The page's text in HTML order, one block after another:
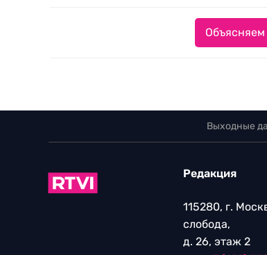
Объясняем
Выходные
Редакция
115280, г.
слобода,
д. 26, этаж 2